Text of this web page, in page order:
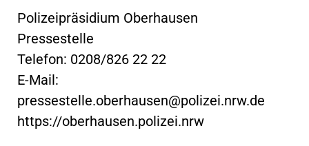
Polizeipräsidium Oberhausen
Pressestelle
Telefon: 0208/826 22 22
E-Mail:
pressestelle.oberhausen@polizei.nrw.de
https://oberhausen.polizei.nrw